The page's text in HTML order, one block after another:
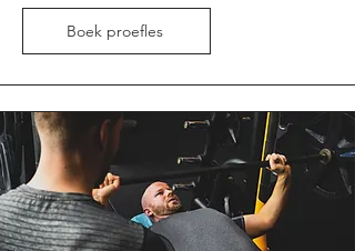
Boek proefles